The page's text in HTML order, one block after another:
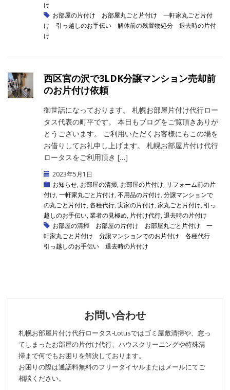
け
お部屋の片付け
お部屋丸ごと片付け
一軒家丸ごと片付
け
引っ越しのお手伝い 解体前の残置物処分
退去時の片付
け
西区宮の沢で3LDK分譲マンション売却前
のお片付け依頼
御世話になっております。 札幌お部屋片付け代行ロー
タス代表の町平です。 本日もブログをご覧頂きありが
とうございます。 ご利用いただくお客様にもこの場を
お借りしてお礼申し上げます。 札幌お部屋片付け代行
ロータスをご利用頂き […]
2023年5月1日
お知らせ, お部屋の清掃, お部屋の片付け, リフォーム前の片
付け, 一軒家丸ごと片付け, 不用品の片付け, 分譲マンションで
の丸ごと片付け, 各種代行, 実家の片付け, 家丸ごと片付け, 引っ
越しのお手伝い, 業者の見極め, 片付け代行, 退去時の片付け
お部屋の清掃
お部屋の片付け お部屋丸ごと片付け
一
軒家丸ごと片付け
分譲マンションでのお片付け
各種代行
引っ越しのお手伝い
退去時の片付け
お問い合わせ
札幌お部屋片付け代行ロータス‐Lotusではゴミ屋敷清掃や、怠っ
てしまったお部屋の片付け代行、ハウスクリーニングや特殊清
掃まで何でもお困りを解決しております。
お困りの際は通話料無料のフリーダイヤルまたはメールにてご
相談ください。